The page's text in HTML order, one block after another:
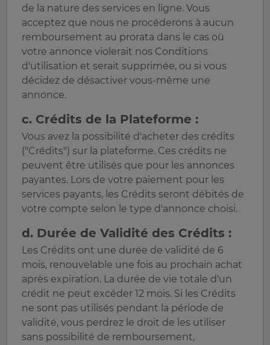
de la nature des services en ligne. Vous
acceptez que nous ne procéderons à aucun
remboursement au prorata dans le cas où
votre annonce violerait nos Conditions
d'utilisation et serait supprimée, ou si vous
décidez de désactiver vous-même une
annonce.
c. Crédits de la Plateforme :
Vous avez la possibilité d’acheter des crédits
("Crédits") sur la plateforme. Ces crédits ne
peuvent être utilisés que pour les annonces
payantes. Lors de votre paiement pour les
services payants, les Crédits seront débités de
votre compte selon le type d'annonce choisi.
d. Durée de Validité des Crédits :
Les Crédits ont une durée de validité de 6
mois, renouvelable une fois au prochain achat
après expiration. La durée de vie totale d'un
crédit ne peut excéder 12 mois. Si les Crédits
ne sont pas utilisés pendant la période de
validité, vous perdrez le droit de les utiliser
sans possibilité de remboursement,